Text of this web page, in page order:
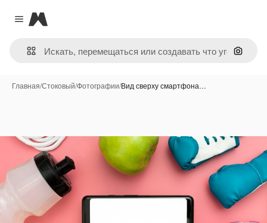
Close menu
Magnific
Поиск
Главная/Стоковый/Фотографии/Вид сверху смартфона…